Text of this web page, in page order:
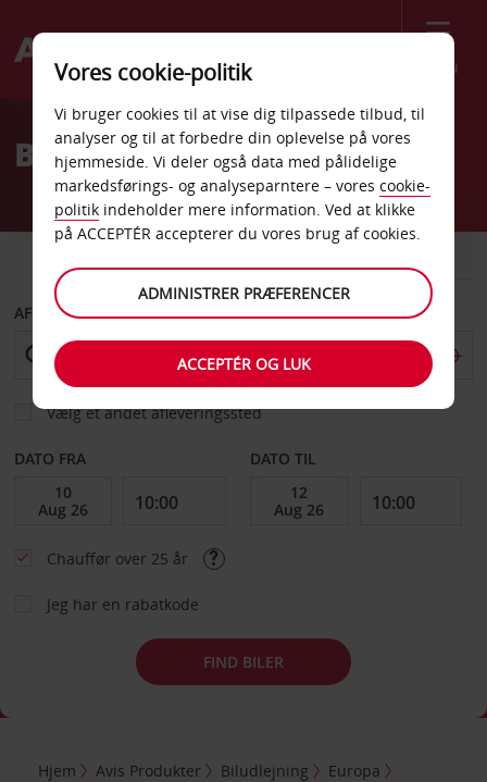
Menu
Welcome
AvisBilleje Augsburg Øst
AFHENT FRA
Vælg et andet afleveringssted
DATO FRA DATO TIL
Chauffør over 25 år
Jeg har en rabatkode
FIND BILER
Hjem Avis Produkter Biludlejning
Europa
Vores cookie-politik
Vi bruger cookies til at vise dig tilpassede tilbud, til
analyser og til at forbedre din oplevelse på vores
hjemmeside. Vi deler også data med pålidelige
markedsførings- og analyseparntere – vores cookie-
politik indeholder mere information. Ved at klikke
på ACCEPTÉR accepterer du vores brug af cookies.
ADMINISTRER PRÆFERENCER
ACCEPTÉR OG LUK